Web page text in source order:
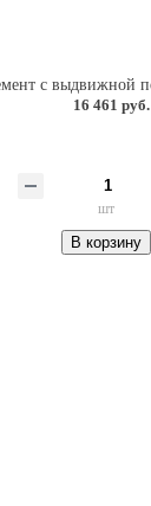
16 461 руб.
шт
В корзину